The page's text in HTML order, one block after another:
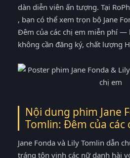
dàn diễn viên ấn tượng. Tại
, bạn có thể xem trọn bộ Jane
Đêm của các chị em miễn phí —
không cần đăng ký, chất lượng
Nội dung phim Jane
Tomlin: Đêm của các
Jane Fonda và Lily Tomlin dẫn
tráng tôn vinh các nữ danh hài